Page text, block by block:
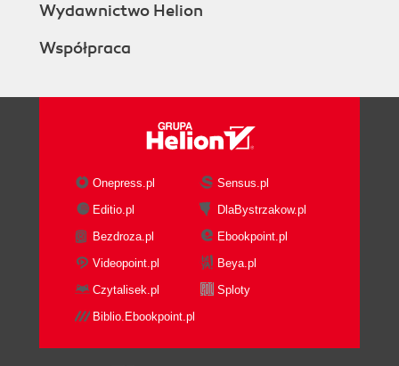
Wydawnictwo Helion
Współpraca
Onepress.pl
Sensus.pl
Editio.pl
DlaBystrzakow.pl
Bezdroza.pl
Ebookpoint.pl
Videopoint.pl
Beya.pl
Czytalisek.pl
Sploty
Biblio.Ebookpoint.pl